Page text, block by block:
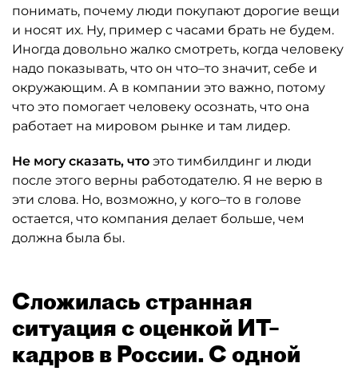
понимать, почему люди покупают дорогие вещи
и носят их. Ну, пример с часами брать не будем.
Иногда довольно жалко смотреть, когда человеку
надо показывать, что он что–то значит, себе и
окружающим. А в компании это важно, потому
что это помогает человеку осознать, что она
работает на мировом рынке и там лидер.
Не могу сказать, что это тимбилдинг и люди
после этого верны работодателю. Я не верю в
эти слова. Но, возможно, у кого–то в голове
остается, что компания делает больше, чем
должна была бы.
Сложилась странная
ситуация с оценкой ИТ–
кадров в России. С одной